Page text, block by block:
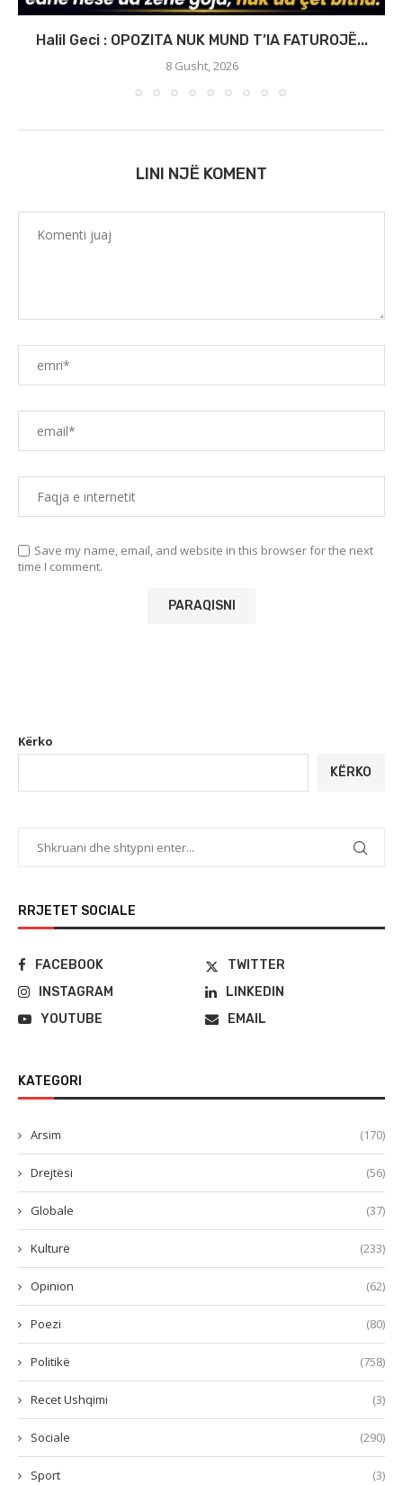
Halil Geci : OPOZITA NUK MUND T’IA FATUROJË...
8 Gusht, 2026
LINI NJË KOMENT
Save my name, email, and website in this browser for the next
time I comment.
Kërko
KËRKO
RRJETET SOCIALE
FACEBOOK
TWITTER
INSTAGRAM
LINKEDIN
YOUTUBE
EMAIL
KATEGORI
Arsim (170)
Drejtësi (56)
Globale (37)
Kulturë (233)
Opinion (62)
Poezi (80)
Politikë (758)
Recet Ushqimi (3)
Sociale (290)
Sport (3)